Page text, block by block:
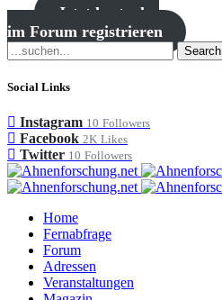
Jetzt kostenlos
im Forum registrieren
Search
Social Links
Instagram 10 Followers
Facebook 2K Likes
Twitter 10 Followers
Home
Fernabfrage
Forum
Adressen
Veranstaltungen